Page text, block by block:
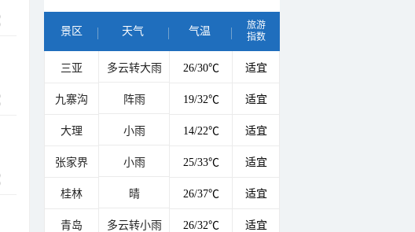
景区 天气 气温
旅游
指数
三亚 多云转大雨 26/30℃ 适宜
九寨沟 阵雨 19/32℃ 适宜
大理 小雨 14/22℃ 适宜
张家界 小雨 25/33℃ 适宜
桂林 晴 26/37℃ 适宜
青岛 多云转小雨 26/32℃ 适宜